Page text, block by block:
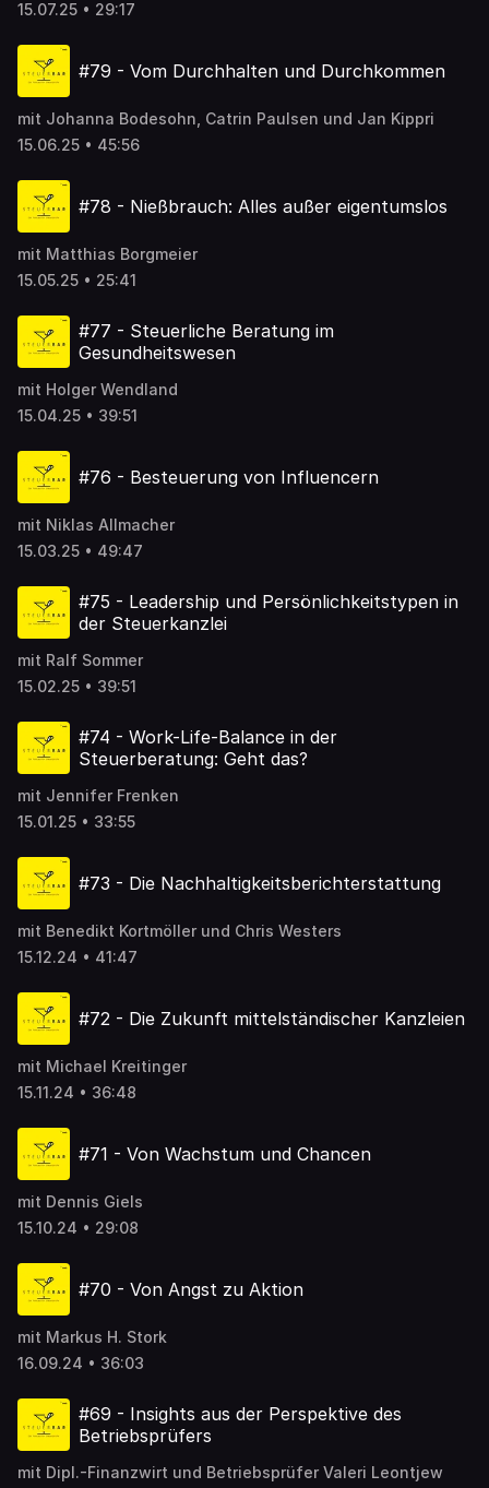
15.07.25 • 29:17
#79 - Vom Durchhalten und Durchkommen
mit Johanna Bodesohn, Catrin Paulsen und Jan Kippri
15.06.25 • 45:56
#78 - Nießbrauch: Alles außer eigentumslos
mit Matthias Borgmeier
15.05.25 • 25:41
#77 - Steuerliche Beratung im
Gesundheitswesen
mit Holger Wendland
15.04.25 • 39:51
#76 - Besteuerung von Influencern
mit Niklas Allmacher
15.03.25 • 49:47
#75 - Leadership und Persönlichkeitstypen in
der Steuerkanzlei
mit Ralf Sommer
15.02.25 • 39:51
#74 - Work-Life-Balance in der
Steuerberatung: Geht das?
mit Jennifer Frenken
15.01.25 • 33:55
#73 - Die Nachhaltigkeitsberichterstattung
mit Benedikt Kortmöller und Chris Westers
15.12.24 • 41:47
#72 - Die Zukunft mittelständischer Kanzleien
mit Michael Kreitinger
15.11.24 • 36:48
#71 - Von Wachstum und Chancen
mit Dennis Giels
15.10.24 • 29:08
#70 - Von Angst zu Aktion
mit Markus H. Stork
16.09.24 • 36:03
#69 - Insights aus der Perspektive des
Betriebsprüfers
mit Dipl.-Finanzwirt und Betriebsprüfer Valeri Leontjew